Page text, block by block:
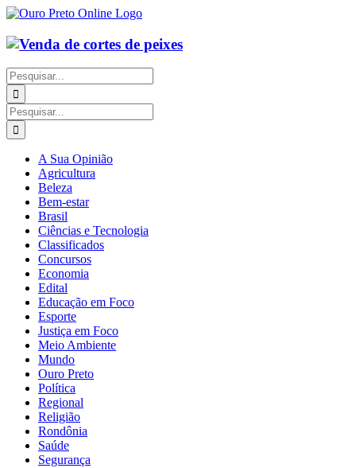
Ir
o
conteúdo
Buscar
resultados
para:
Buscar
resultados
para:
A Sua Opinião
Agricultura
Beleza
Bem-estar
Brasil
Ciências e Tecnologia
Classificados
Concursos
Economia
Edital
Educação em Foco
Esporte
Justiça em Foco
Meio Ambiente
Mundo
Ouro Preto
Política
Regional
Religião
Rondônia
Saúde
Segurança